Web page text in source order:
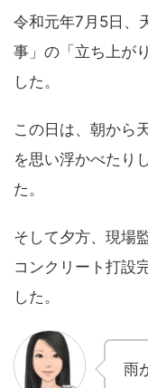
令和元年7月5日、
事」の「立ち上が
した。
この日は、朝から
を思い浮かべたり
た。
そして夕方、現場
コンクリート打設
した。
雨